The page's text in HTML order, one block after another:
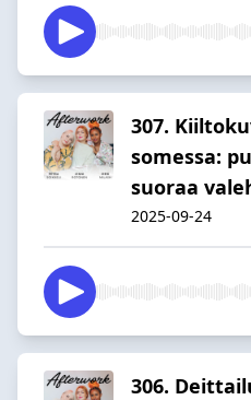
307.
somessa:
suoraa
2025-09-24
306.